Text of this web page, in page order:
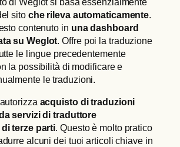
sito che rileva automaticamente.
contenuto in una dashboard
su Weglot. Offre poi la traduzione
le lingue precedentemente
la possibilità di modificare e
le traduzioni.
acquisto di traduzioni
servizi di traduttore
terze parti. Questo è molto pratico
alcuni dei tuoi articoli chiave in